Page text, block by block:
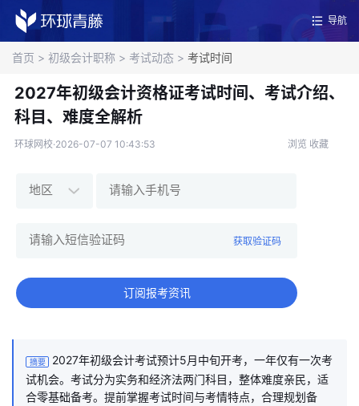
导航
首页 > 初级会计职称 > 考试动态 > 考试时间
2027年初级会计资格证考试时间、考试介绍、
科目、难度全解析
环球网校·2026-07-07 10:43:53 浏览 收藏
获取验证码
订阅报考资讯
摘要
2027年初级会计考试预计5月中旬开考，一年仅有一次考
试机会。考试分为实务和经济法两门科目，整体难度亲民，适
合零基础备考。提前掌握考试时间与考情特点，合理规划备